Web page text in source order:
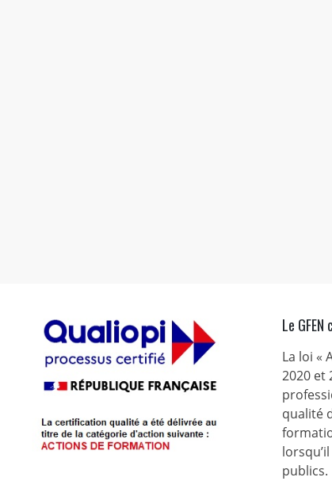
Le
La loi «
2020 et
qualité
publics.